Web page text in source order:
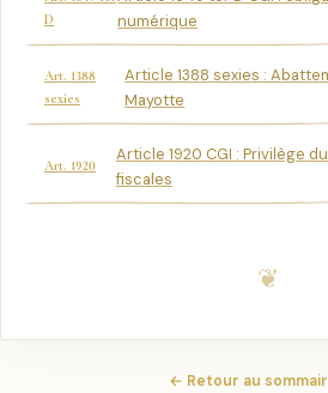
D
numérique
Art. 1388
sexies
Article 1388 sexies :
Mayotte
Art. 1920
Article 1920 CGI : Privilège
fiscales
← Retour au